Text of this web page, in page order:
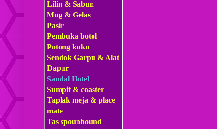
Lilin & Sabun
Mug & Gelas
Pasir
Pembuka botol
Potong kuku
Sendok Garpu & Alat
Dapur
Sandal Hotel
Sumpit & coaster
Taplak meja & place
mate
Tas spounbound